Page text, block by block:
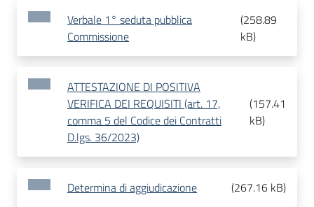
Verbale 1° seduta pubblica
Commissione
(258.89
kB)
ATTESTAZIONE DI POSITIVA
VERIFICA DEI REQUISITI (art. 17,
comma 5 del Codice dei Contratti
D.lgs. 36/2023)
(157.41
kB)
Determina di aggiudicazione (267.16 kB)